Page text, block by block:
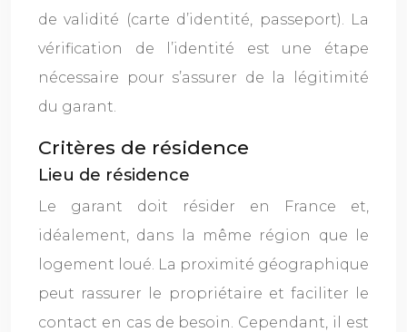
de validité (carte d’identité, passeport). La
vérification de l’identité est une étape
nécessaire pour s’assurer de la légitimité
du garant.
Critères de résidence
Lieu de résidence
Le garant doit résider en France et,
idéalement, dans la même région que le
logement loué. La proximité géographique
peut rassurer le propriétaire et faciliter le
contact en cas de besoin. Cependant, il est